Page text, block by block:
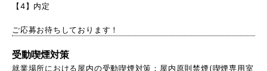
【4】内定
ご応募お待ちしております！
受動喫煙対策
就業場所における屋内の受動喫煙対策：屋内原則禁煙(喫煙専用室